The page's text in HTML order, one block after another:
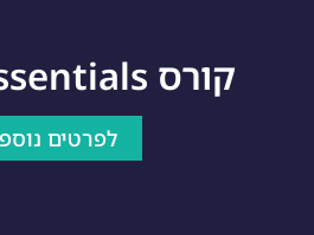
קורס Linux Essentials
לפרטים